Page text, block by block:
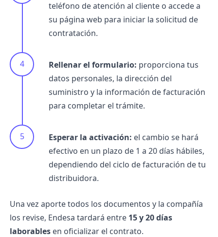
teléfono de atención al cliente o accede a
su página web para iniciar la solicitud de
contratación.
Rellenar el formulario: proporciona tus
datos personales, la dirección del
suministro y la información de facturación
para completar el trámite.
Esperar la activación: el cambio se hará
efectivo en un plazo de 1 a 20 días hábiles,
dependiendo del ciclo de facturación de tu
distribuidora.
Una vez aporte todos los documentos y la compañía
los revise, Endesa tardará entre 15 y 20 días
laborables en oficializar el contrato.